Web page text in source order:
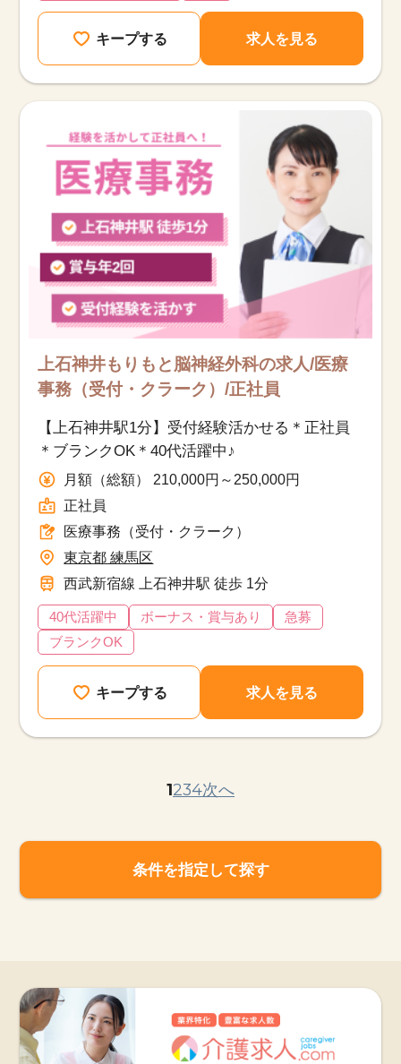
キープする 求人を見る
上石神井もりもと脳神経外科の求人/医療
事務（受付・クラーク）/正社員
【上石神井駅1分】受付経験活かせる＊正社員
＊ブランクOK＊40代活躍中♪
月額（総額） 210,000円～250,000円
正社員
医療事務（受付・クラーク）
東京都 練馬区
西武新宿線 上石神井駅 徒歩 1分
40代活躍中 ボーナス・賞与あり
急募
ブランクOK
キープする 求人を見る
1234次へ
条件を指定して探す